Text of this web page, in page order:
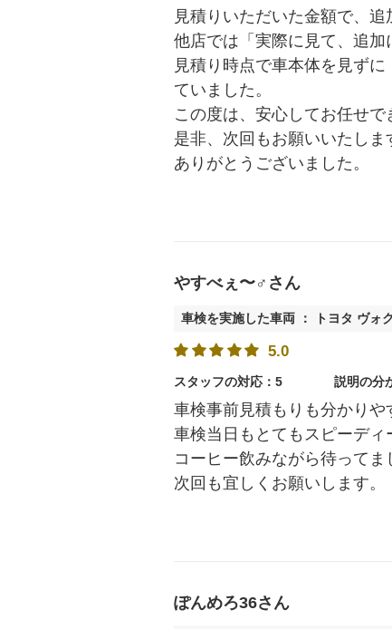
見積りいただいた金額で、追
他店では「実際に見て、追
見積り時点で車本体を見ず
ていました。
この度は、安心してお任せで
是非、次回もお願いいたしま
ありがとうございました。
やすべぇ〜♂さん
車検を実施した車両 ： トヨタ ヴォ
5.0
スタッフの対応：5 説明の分
車検事前見積もりも分かりや
車検当日もとてもスピーディ
コーヒー飲みながら待ってま
次回も宜しくお願いします。
ぽんめろ36さん